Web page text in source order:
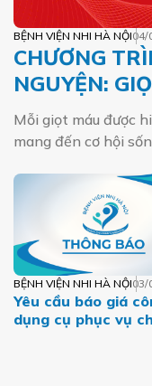
BỆNH VIỆN NHI HÀ NỘI04/
CHƯƠNG
NGUYỆN:
MỘT DÒNG
Mỗi giọt máu được
mang đến cơ hội
BỆNH VIỆN NHI HÀ NỘI03/
Yêu cầu báo giá
dụng cụ phục vụ